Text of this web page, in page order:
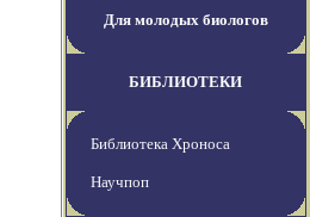
Для молодых биологов
БИБЛИОТЕКИ
Библиотека Хроноса
Научпоп